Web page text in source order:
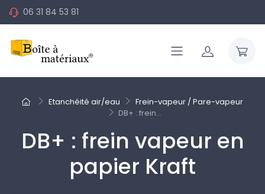
06 31 84 53 81
Etanchéité air/eau
Frein-vapeur / Pare-vapeur
DB+ : frein...
DB+ : frein vapeur en
papier Kraft